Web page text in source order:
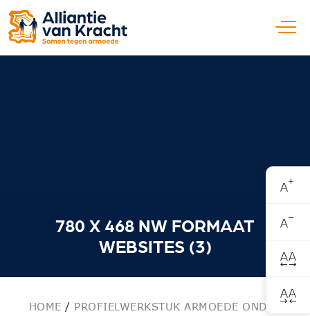
780 X 468 NW FORMAAT
WEBSITES (3)
HOME / PROFIELWERKSTUK ARMOEDE ONDER